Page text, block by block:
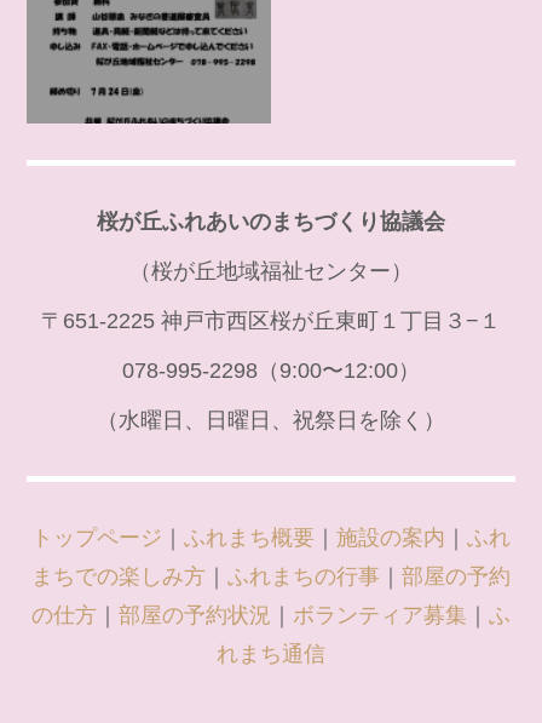
桜が丘ふれあいのまちづくり協議会
（桜が丘地域福祉センター）
〒651-2225 神戸市西区桜が丘東町１丁目３−１
078-995-2298（9:00〜12:00）
（水曜日、日曜日、祝祭日を除く）
トップページ ふれまち概要 施設の案内
ふれ
まちでの楽しみ方
ふれまちの行事
部屋の予約
の仕方
部屋の予約状況 ボランティア募集
ふ
れまち通信